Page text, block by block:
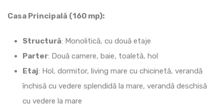
Casa Principală (160 mp):
Structură: Monolitică, cu două etaje
Parter: Două camere, baie, toaletă, hol
Etaj: Hol, dormitor, living mare cu chicinetă, verandă
închisă cu vedere splendidă la mare, verandă deschisă
cu vedere la mare